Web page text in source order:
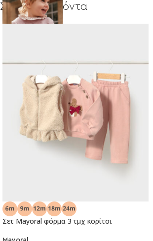
Σχετικά προϊόντα
Σετ Mayoral φόρμα 3 τμχ κορίτσι